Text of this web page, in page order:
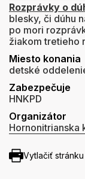
Rozprávky o
blesky, či dúhu
po mori
žiakom tretieho
Miesto konania
detské
Zabezpečuje
HNKPD
Organizátor
Hornonitrianska
Vytlačiť stránku